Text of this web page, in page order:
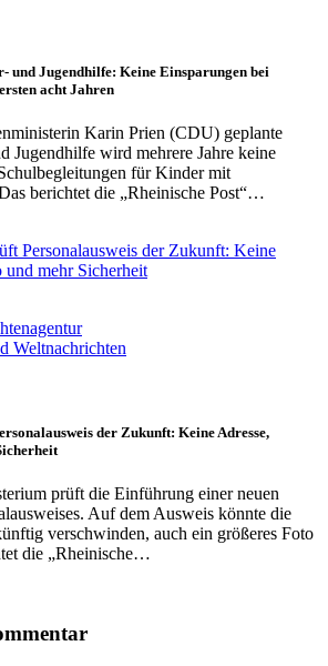
und Jugendhilfe: Keine Einsparungen bei
acht Jahren
Karin Prien (CDU) geplante
Jugendhilfe wird mehrere Jahre keine
für Kinder mit
berichtet die „Rheinische Post“…
Weltnachrichten
der Zukunft: Keine Adresse,
prüft die Einführung einer neuen
Auf dem Ausweis könnte die
verschwinden, auch ein größeres Foto
die „Rheinische…